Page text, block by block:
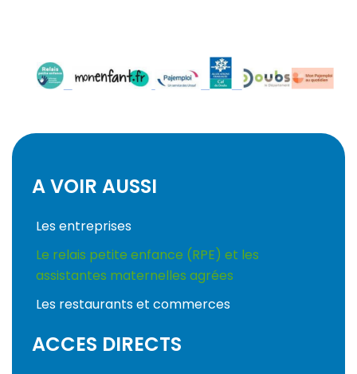
A VOIR AUSSI
Les entreprises
Le relais petite enfance (RPE) et les
assistantes maternelles agrées
Les restaurants et commerces
ACCES DIRECTS